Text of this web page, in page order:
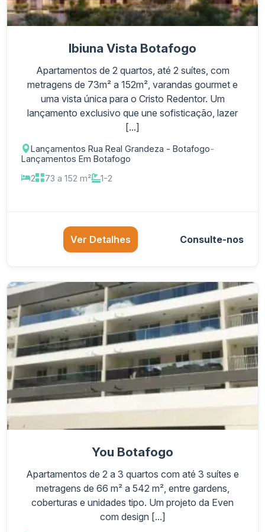
Ibiuna Vista Botafogo
Apartamentos de 2 quartos, até 2 suítes, com
metragens de 73m² a 152m², varandas gourmet e
uma vista única para o Cristo Redentor. Um
lançamento exclusivo que une sofisticação, lazer
[...]
Lançamentos Rua Real Grandeza - Botafogo-
Lançamentos Em Botafogo
2
73 a 152 m² 1-2
Ver Detalhes Consulte-nos
You Botafogo
Apartamentos de 2 a 3 quartos com até 3 suítes e
metragens de 66 m² a 542 m², entre gardens,
coberturas e unidades tipo. Um projeto da Even
com design [...]